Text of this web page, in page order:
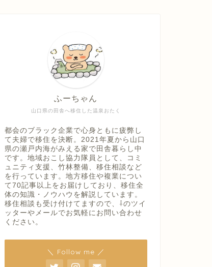
山口県の田舎へ移住した温泉おたく
ふーちゃん
都会のブラック企業で心身ともに疲弊し
て夫婦で移住を決断。2021年夏から山口
県の瀬戸内海がみえる家で田舎暮らし中
です。地域おこし協力隊員として、コミ
ュニティ支援、竹林整備、移住相談など
を行っています。地方移住や複業につい
て70記事以上をお届けしており、移住全
体の知識・ノウハウを解説しています。
移住相談も受け付けてますので、⇩のツイ
ッターやメールでお気軽にお問い合わせ
ください。
＼ Follow me ／